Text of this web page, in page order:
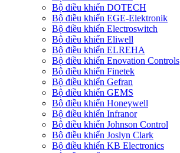
Bộ điều khiển DOTECH
Bộ điều khiển EGE-Elektronik
Bộ điều khiển Electroswitch
Bộ điều khiển Eliwell
Bộ điều khiển ELREHA
Bộ điều khiển Enovation Controls
Bộ điều khiển Finetek
Bộ điều khiển Gefran
Bộ điều khiển GEMS
Bộ điều khiển Honeywell
Bộ điều khiển Infranor
Bộ điều khiển Johnson Control
Bộ điều khiển Joslyn Clark
Bộ điều khiển KB Electronics